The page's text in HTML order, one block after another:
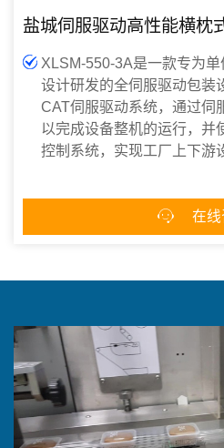
盐城伺服驱动高性能横枕
XLSM-550-3A是一款专为
设计研发的全伺服驱动包装
CAT伺服驱动系统，通过伺
以完成设备整机的运行，并
控制系统，实现工厂上下游
 在线